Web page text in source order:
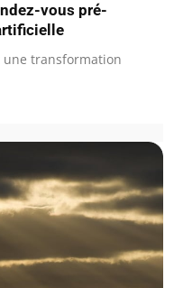
vous pré-
une transformation